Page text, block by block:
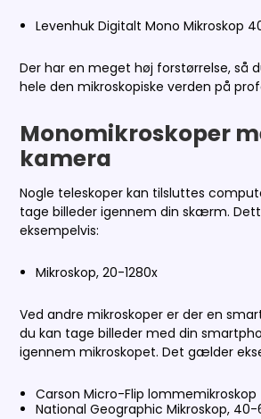
Levenhuk Digitalt Mono Mikroskop
Der har en meget høj forstørrelse, så
hele den mikroskopiske verden på
Monomikroskoper
kamera
Nogle teleskoper kan tilsluttes
tage billeder igennem din skærm.
eksempelvis:
Mikroskop, 20-1280x
Ved andre mikroskoper er der en
du kan tage billeder med din
igennem mikroskopet. Det gælder
Carson Micro-Flip lommemikroskop
National Geographic Mikroskop,